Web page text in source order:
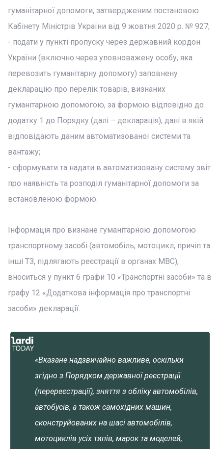
гуманітарної допомоги, затвердженим постановою
Кабінету Міністрів України від 9 жовтня 2020 р. № 927;
- подати у пункті пропуску через державний кордон
України (включно через уповноважену особу, яка
перевозить гуманітарну допомогу) заповнену
декларацію про перелік товарів, визнаних
гуманітарною допомогою, за формою відповідно до
додатку 1 до Порядку (далі – декларація), дані в якій
відповідають даним автоматизованої системи та
вантажу;
- сформувати та надати в автоматизовану систему звіт
про наявність та розподіл гуманітарної допомоги за
встановленою формою.
Інформація про визнане гуманітарною допомогою
транспортному засобі (автомобіль, мотоцикл, причіп та
інші ТЗ, підлягають реєстрації в органах МВС),
вноситься у пункт 6 графи 10 «Транспортні засоби» та в
графу 12 «Додаткова інформація про транспортні
засоби» декларації.
«Вказане надзвичайно важливе, оскільки
згідно з Порядком державної реєстрації
(перереєстрації), зняття з обліку автомобілів,
автобусів, а також самохідних машин,
сконструйованих на шасі автомобілів,
мотоциклів усіх типів, марок та моделей,